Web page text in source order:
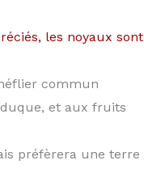
les noyaux sont
commun
et aux fruits
préfèrera une terre